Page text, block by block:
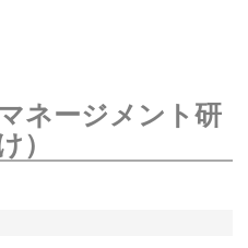
ネージメント研
）